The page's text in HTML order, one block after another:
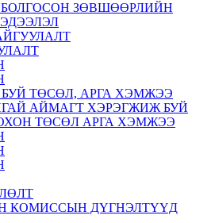
ЗӨВШӨӨРЛИЙН
ТӨСӨЛ, АРГА ХЭМЖЭЭ
АЙМАГТ ХЭРЭГЖИЖ БУЙ
ТӨСӨЛ АРГА ХЭМЖЭЭ
КОМИССЫН ДҮГНЭЛТҮҮД